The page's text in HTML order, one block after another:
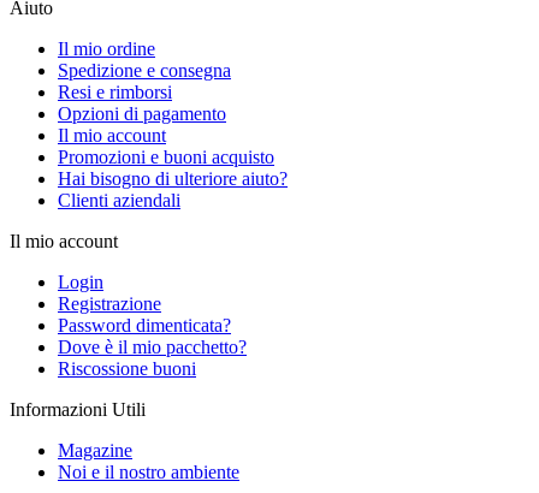
Aiuto
Il mio ordine
Spedizione e consegna
Resi e rimborsi
Opzioni di pagamento
Il mio account
Promozioni e buoni acquisto
Hai bisogno di ulteriore aiuto?
Clienti aziendali
Il mio account
Login
Registrazione
Password dimenticata?
Dove è il mio pacchetto?
Riscossione buoni
Informazioni Utili
Magazine
Noi e il nostro ambiente